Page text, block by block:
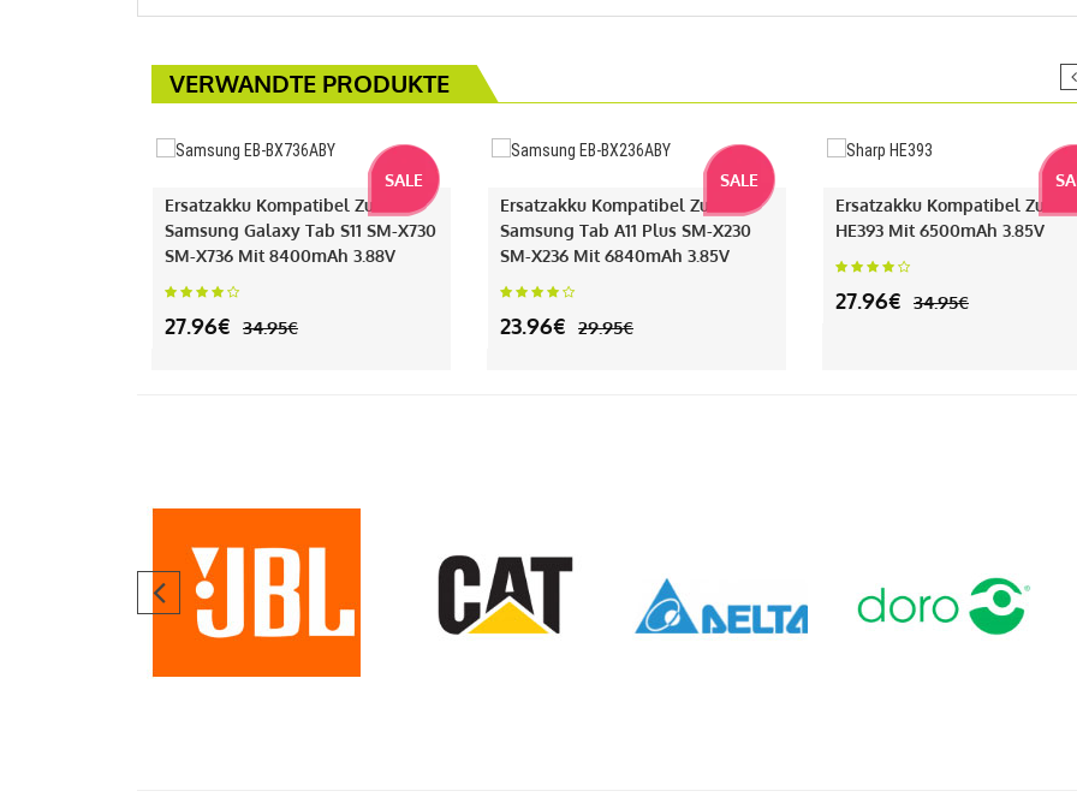
VERWANDTE PRODUKTE
SALE
Ersatzakku Kompatibel Zu
Samsung Galaxy Tab S11 SM-X730
SM-X736 Mit 8400mAh 3.88V
27.96€ 34.95€
SALE
Ersatzakku Kompatibel Zu
Samsung Tab A11 Plus SM-X230
SM-X236 Mit 6840mAh 3.85V
23.96€ 29.95€
Ersatzakku Kompatibel Zu
HE393 Mit 6500mAh 3.85V
27.96€ 34.95€